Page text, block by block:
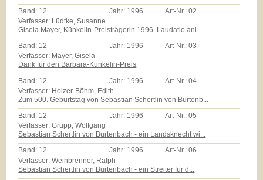
Band: 12 Jahr: 1996 Art-Nr.:02
Verfasser: Lüdtke, Susanne
Gisela Mayer, Künkelin-Preisträgerin 1996. Laudatio anl...
Band: 12 Jahr: 1996 Art-Nr.:03
Verfasser: Mayer, Gisela
Dank für den Barbara-Künkelin-Preis
Band: 12 Jahr: 1996 Art-Nr.:04
Verfasser: Holzer-Böhm, Edith
Zum 500. Geburtstag von Sebastian Schertlin von Burtenb...
Band: 12 Jahr: 1996 Art-Nr.:05
Verfasser: Grupp, Wolfgang
Sebastian Schertlin von Burtenbach - ein Landsknecht wi...
Band: 12 Jahr: 1996 Art-Nr.:06
Verfasser: Weinbrenner, Ralph
Sebastian Schertlin von Burtenbach - ein Streiter für d...